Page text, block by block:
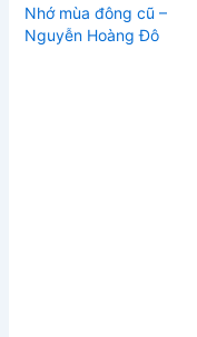
Nhớ mùa đông cũ –
Nguyễn Hoàng Đô